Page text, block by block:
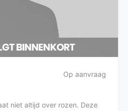
Op aanvraag
niet altijd over rozen. Deze